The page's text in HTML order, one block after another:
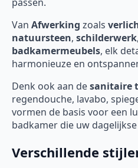
Van Afwerking zoals
natuursteen, schilderwerk,
badkamermeubels, elk
harmonieuze en
Denk ook aan desanitaire
regendouche, lavabo,
vormen de basis voor een
badkamer die uw
Verschillende